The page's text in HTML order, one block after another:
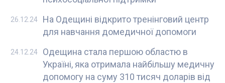
На Одещині відкрито тренінговий центр
для навчання домедичної допомоги
26.12.24
Одещина стала першою областю в
Україні, яка отримала найбільшу медичну
допомогу на суму 310 тисяч доларів від
24.12.24